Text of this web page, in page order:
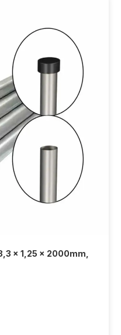
x 1,25 x 2000mm,